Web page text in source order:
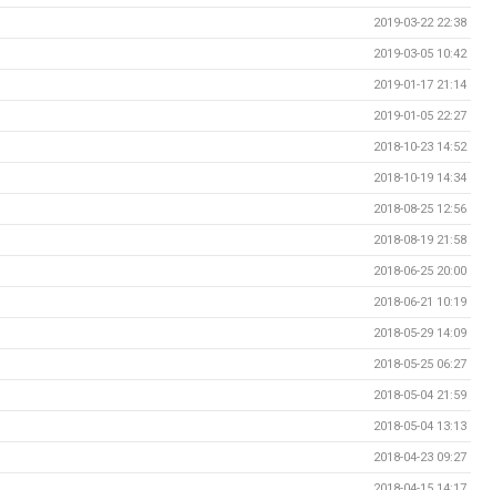
2019-03-22 22:38
2019-03-05 10:42
2019-01-17 21:14
2019-01-05 22:27
2018-10-23 14:52
2018-10-19 14:34
2018-08-25 12:56
2018-08-19 21:58
2018-06-25 20:00
2018-06-21 10:19
2018-05-29 14:09
2018-05-25 06:27
2018-05-04 21:59
2018-05-04 13:13
2018-04-23 09:27